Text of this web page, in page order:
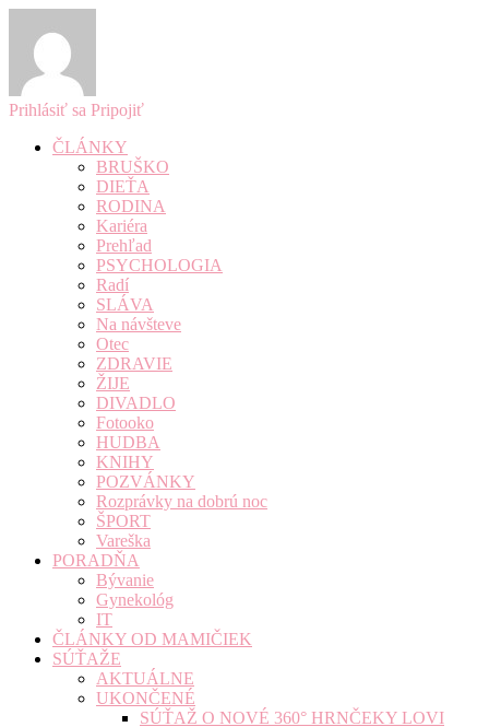
Prihlásiť sa Pripojiť
ČLÁNKY
BRUŠKO
DIEŤA
RODINA
Kariéra
Prehľad
PSYCHOLOGIA
Radí
SLÁVA
Na návšteve
Otec
ZDRAVIE
ŽIJE
DIVADLO
Fotooko
HUDBA
KNIHY
POZVÁNKY
Rozprávky na dobrú noc
ŠPORT
Vareška
PORADŇA
Bývanie
Gynekológ
IT
ČLÁNKY OD MAMIČIEK
SÚŤAŽE
AKTUÁLNE
UKONČENÉ
SÚŤAŽ O NOVÉ 360° HRNČEKY LOVI